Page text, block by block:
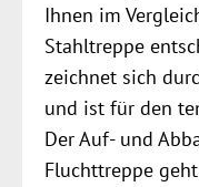
Ihnen im
Stahltreppe
zeichnet sich
und ist für den
Der Auf- und
Fluchttreppe